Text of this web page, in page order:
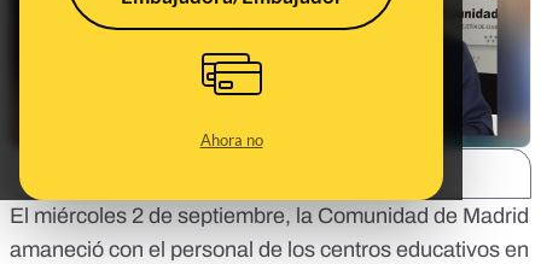
Ahora no
El miércoles 2 de septiembre, la Comunidad de Madrid
amaneció con el personal de los centros educativos en